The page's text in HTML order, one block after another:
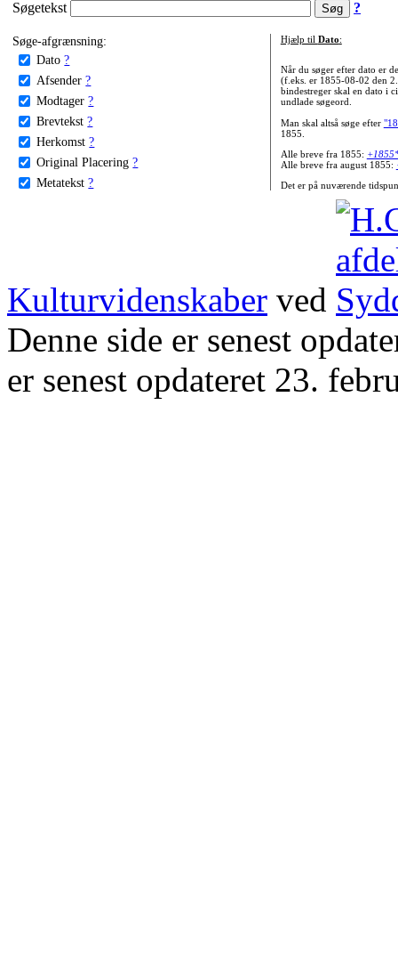
Søgetekst ?
Søge-afgrænsning:
Dato ?
Afsender ?
Modtager ?
Brevtekst ?
Herkomst ?
Original Placering ?
Metatekst ?
Hjælp til Dato:
Når du søger efter dato er
(f.eks. er 1855-08-02 den
bindestreger skal en dato i
undlade søgeord.
Man skal altså søge efter
1855.
Alle breve fra 1855:
Alle breve fra august 1855:
Det er på nuværende
Kulturvidenskaber ved
Denne side er senest
er senest opdateret 23.